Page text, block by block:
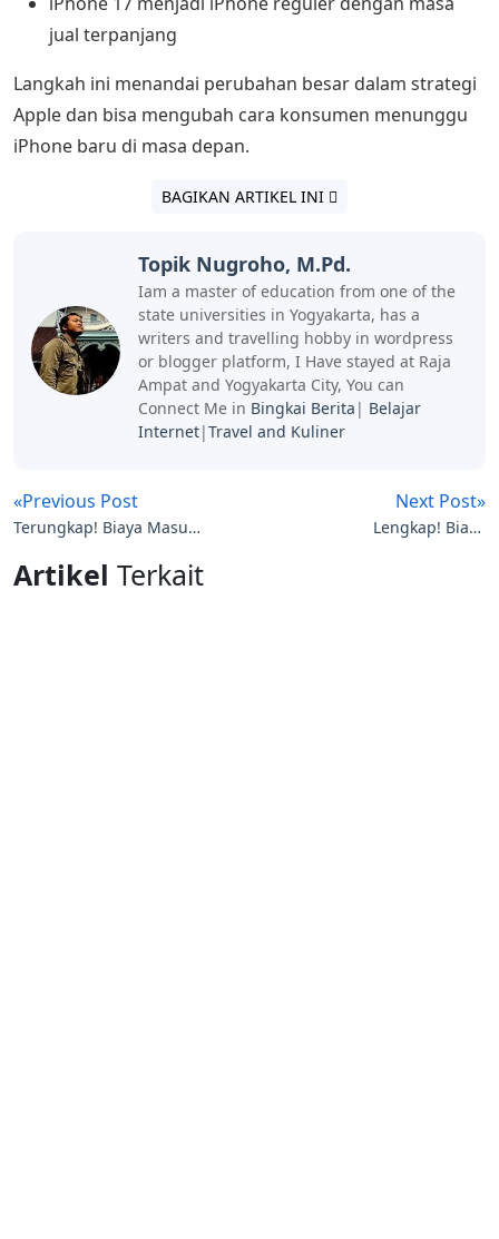
jual terpanjang
Langkah ini menandai perubahan besar dalam strategi
Apple dan bisa mengubah cara konsumen menunggu
iPhone baru di masa depan.
BAGIKAN ARTIKEL INI
Topik Nugroho, M.Pd.
Iam a master of education from one of the
state universities in Yogyakarta, has a
writers and travelling hobby in wordpress
or blogger platform, I Have stayed at Raja
Ampat and Yogyakarta City, You can
Connect Me in Bingkai Berita | Belajar
Internet|Travel and Kuliner
«Previous Post
Terungkap! Biaya Masuk
Tetap Perlu Dana Ini
Next Post»
Lengkap! Biaya
Artikel Terkait